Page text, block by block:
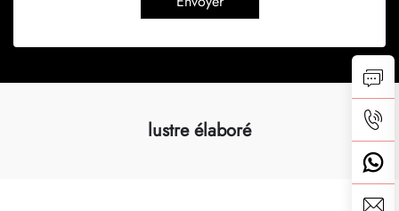
lustre élaboré